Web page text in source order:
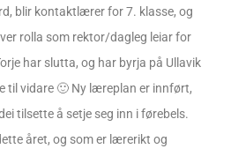
blir kontaktlærer for 7. klasse, og
rolla som rektor/dagleg leiar for
har slutta, og har byrja på Ullavik
til vidare 🙂 Ny læreplan er innført,
tilsette å setje seg inn i førebels.
året, og som er lærerikt og